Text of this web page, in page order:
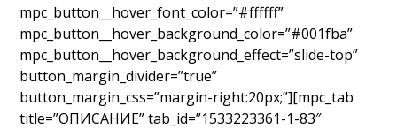
mpc_button__hover_font_color=”#ffffff”
mpc_button__hover_background_color=”#001fba”
mpc_button__hover_background_effect=”slide-top”
button_margin_divider=”true”
button_margin_css=”margin-right:20px;”][mpc_tab
title=”ОПИСАНИЕ” tab_id=”1533223361-1-83″